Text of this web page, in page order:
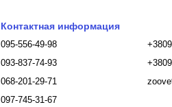
Контактная информация
095-556-49-98
093-837-74-93
068-201-29-71
097-745-31-67